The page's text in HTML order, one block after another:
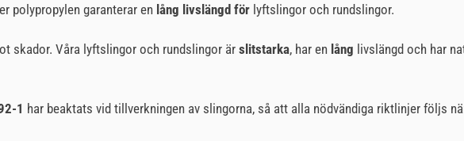
polypropylen garanterar en lång livslängd för lyftslingor och rundslingor.
skador. Våra lyftslingor och rundslingor är slitstarka, har en lång livslängd och har
1 har beaktats vid tillverkningen av slingorna, så att alla nödvändiga riktlinjer följs